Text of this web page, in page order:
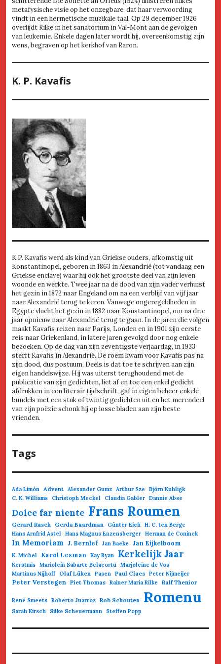
metafysische visie op het onzegbare, dat haar verwoording
vindt in een hermetische muzikale taal. Op 29 december 1926
overlijdt Rilke in het sanatorium in Val-Mont aan de gevolgen
van leukemie. Enkele dagen later wordt hij, overeenkomstig zijn
wens, begraven op het kerkhof van Raron.
K. P. Kavafis
K.P. Kavafis werd als kind van Griekse ouders, afkomstig uit
Konstantinopel, geboren in 1863 in Alexandrië (tot vandaag een
Griekse enclave) waar hij ook het grootste deel van zijn leven
woonde en werkte. Twee jaar na de dood van zijn vader verhuist
het gezin in 1872 naar Engeland om na een verblijf van vijf jaar
naar Alexandrië terug te keren. Vanwege ongeregeldheden in
Egypte vlucht het gezin in 1882 naar Konstantinopel, om na drie
jaar opnieuw naar Alexandrië terug te gaan. In de jaren die volgen
maakt Kavafis reizen naar Parijs, Londen en in 1901 zijn eerste
reis naar Griekenland, in latere jaren gevolgd door nog enkele
bezoeken. Op de dag van zijn zeventigste verjaardag, in 1933
sterft Kavafis in Alexandrië. De roem kwam voor Kavafis pas na
zijn dood, dus postuum. Deels is dat toe te schrijven aan zijn
eigen handelswijze. Hij was uiterst terughoudend met de
publicatie van zijn gedichten, liet af en toe een enkel gedicht
afdrukken in een literair tijdschrift, gaf in eigen beheer enkele
bundels met een stuk of twintig gedichten uit en het merendeel
van zijn poëzie schonk hij op losse bladen aan zijn beste
vrienden.
Tags
Ada Limón Advent Alexander Gumz Arthur Sze
Björn Kuhligk
C. K. Williams
Christoph Meckel Claudia Gabler Dannie Abse
Dolce far niente Frans Roumen
Gerard Rasch Gerda Baardman Günter Eich H. C. ten Berge
Hans Arnfrid Astel Hans Magnus Enzensberger Herman de Coninck
In Memoriam J. Bernlef Jan Baeke Jan Eijkelboom
K. Michel Karol Lesman Kay Ryan Kerkelijk Jaar
Kerstmis Mariolein Sabarte Belacortu Marjoleine de Vos
Martinus Nijhoff
Olaf Lüken Pasen Paul Claes Peter Nijmeijer
Peter Verstegen Piet Thomas Rainer Maria Rilke Ralf Thenior
René Smeets Roberto Juarroz Rob Schouten Romenu
Sarah Kirsch Silke Scheuermann Steffen Popp